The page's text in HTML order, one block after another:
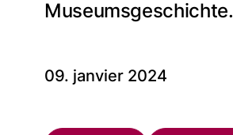
Museumsgeschichte.
09. janvier 2024